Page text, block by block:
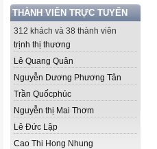
THÀNH VIÊN TRỰC TUYẾN
312 khách và 38 thành viên
trịnh thị thương
Lê Quang Quân
Nguyễn Dương Phương Tân
Trần Quốcphúc
Nguyễn thị Mai Thơm
Lê Đức Lập
Cao Thi Hong Nhung